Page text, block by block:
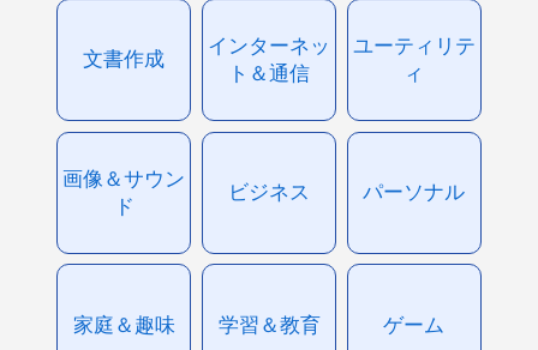
文書作成
インターネッ
ト＆通信
ユーティリテ
ィ
画像＆サウン
ド
ビジネス パーソナル
家庭＆趣味 学習＆教育 ゲーム